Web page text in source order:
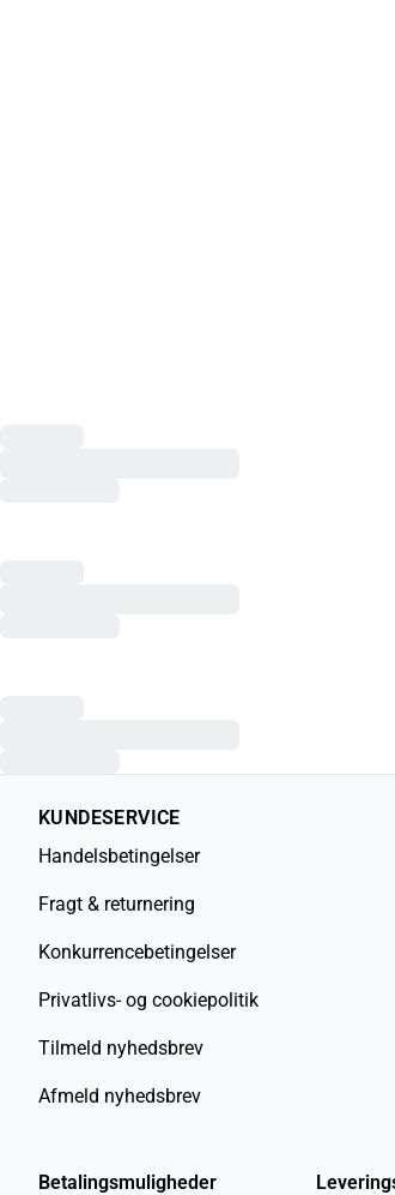
KUNDESERVICE
Handelsbetingelser
Fragt & returnering
Konkurrencebetingelser
Privatlivs- og cookiepolitik
Tilmeld nyhedsbrev
Afmeld nyhedsbrev
Betalingsmuligheder